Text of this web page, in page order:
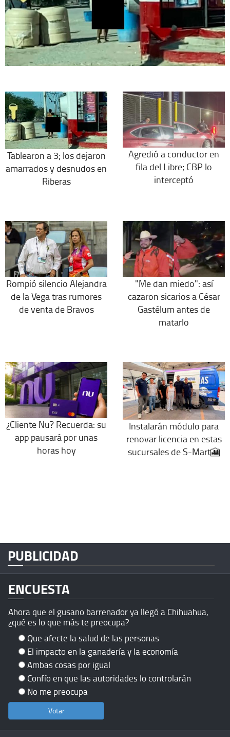
Tablearon a 3; los dejaron
amarrados y desnudos en
Riberas
Agredió a conductor en
fila del Libre; CBP lo
interceptó
Rompió silencio Alejandra
de la Vega tras rumores
de venta de Bravos
"Me dan miedo": así
cazaron sicarios a César
Gastélum antes de
matarlo
¿Cliente Nu? Recuerda: su
app pausará por unas
horas hoy
Instalarán módulo para
renovar licencia en estas
sucursales de S-Mart🎦
PUBLICIDAD
ENCUESTA
Ahora que el gusano barrenador ya llegó a Chihuahua,
¿qué es lo que más te preocupa?
Que afecte la salud de las personas
El impacto en la ganadería y la economía
Ambas cosas por igual
Confío en que las autoridades lo controlarán
No me preocupa